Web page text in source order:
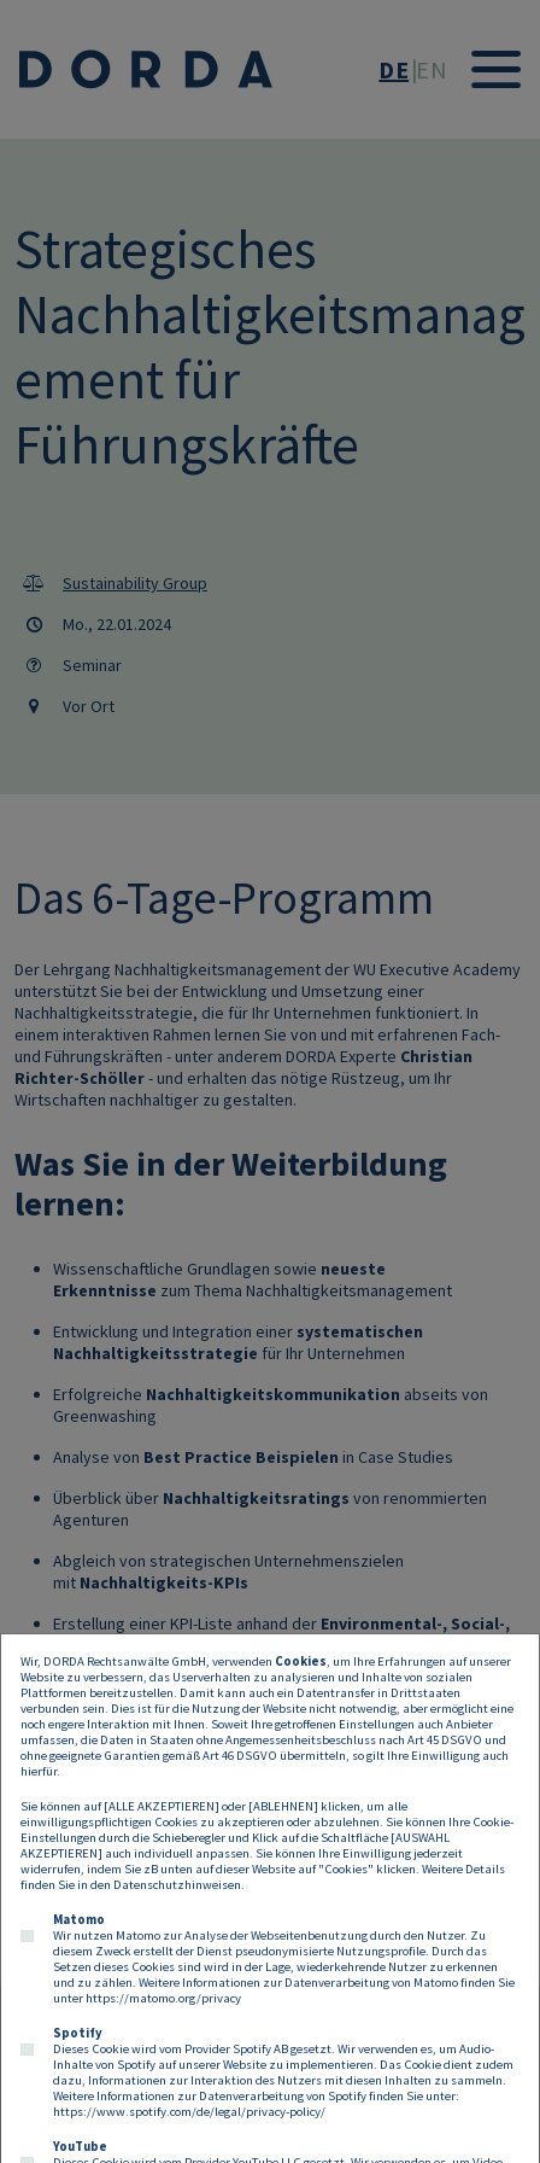
DE EN
Strategisches
Nachhaltigkeitsmanag
ement für
Führungskräfte
Sustainability Group
Mo., 22.01.2024
Seminar
Vor Ort
Das 6-Tage-Programm
Der Lehrgang Nachhaltigkeitsmanagement der WU Executive Academy
unterstützt Sie bei der Entwicklung und Umsetzung einer
Nachhaltigkeitsstrategie, die für Ihr Unternehmen funktioniert. In
einem interaktiven Rahmen lernen Sie von und mit erfahrenen Fach-
und Führungskräften - unter anderem DORDA Experte Christian
Richter-Schöller- und erhalten das nötige Rüstzeug, um Ihr
Wirtschaften nachhaltiger zu gestalten.
Was Sie in der Weiterbildung
lernen:
Wissenschaftliche Grundlagen sowie neueste
Erkenntnisse zum Thema Nachhaltigkeitsmanagement
Entwicklung und Integration einer systematischen
Nachhaltigkeitsstrategie für Ihr Unternehmen
Erfolgreiche Nachhaltigkeitskommunikation abseits von
Greenwashing
Analyse von Best Practice Beispielen in Case Studies
Überblick über Nachhaltigkeitsratings von renommierten
Agenturen
Abgleich von strategischen Unternehmenszielen
mit Nachhaltigkeits-KPIs
Erstellung einer KPI-Liste anhand der Environmental-, Social-,
Goals der Vereinten Nationen
Verbesserung Ihrer wirtschaftlichen Kompetenzen
undstrategischen Kenntnisse
Weitere Informationen und
Anmeldung:
Footer
Kontakt Datenschutz
Impressum
Compliance
Cookies
Wir, DORDA Rechtsanwälte GmbH, verwenden Cookies, um Ihre Erfahrungen auf unserer
Website zu verbessern, das Userverhalten zu analysieren und Inhalte von sozialen
Plattformen bereitzustellen. Damit kann auch ein Datentransfer in Drittstaaten
verbunden sein. Dies ist für die Nutzung der Website nicht notwendig, aber ermöglicht eine
noch engere Interaktion mit Ihnen. Soweit Ihre getroffenen Einstellungen auch Anbieter
umfassen, die Daten in Staaten ohne Angemessenheitsbeschluss nach Art 45 DSGVO und
ohne geeignete Garantien gemäß Art 46 DSGVO übermitteln, so gilt Ihre Einwilligung auch
hierfür.
Sie können auf [ALLE AKZEPTIEREN] oder [ABLEHNEN] klicken, um alle
einwilligungspflichtigen Cookies zu akzeptieren oder abzulehnen. Sie können Ihre Cookie-
Einstellungen durch die Schieberegler und Klick auf die Schaltfläche [AUSWAHL
AKZEPTIEREN] auch individuell anpassen. Sie können Ihre Einwilligung jederzeit
widerrufen, indem Sie zB unten auf dieser Website auf "Cookies" klicken. Weitere Details
finden Sie in den Datenschutzhinweisen.
Matomo
Wir nutzen Matomo zur Analyse der Webseitenbenutzung durch den Nutzer. Zu
diesem Zweck erstellt der Dienst pseudonymisierte Nutzungsprofile. Durch das
Setzen dieses Cookies sind wird in der Lage, wiederkehrende Nutzer zu erkennen
und zu zählen. Weitere Informationen zur Datenverarbeitung von Matomo finden Sie
unter https://matomo.org/privacy
Spotify
Dieses Cookie wird vom Provider Spotify AB gesetzt. Wir verwenden es, um Audio-
Inhalte von Spotify auf unserer Website zu implementieren. Das Cookie dient zudem
dazu, Informationen zur Interaktion des Nutzers mit diesen Inhalten zu sammeln.
Weitere Informationen zur Datenverarbeitung von Spotify finden Sie unter:
https://www.spotify.com/de/legal/privacy-policy/
YouTube